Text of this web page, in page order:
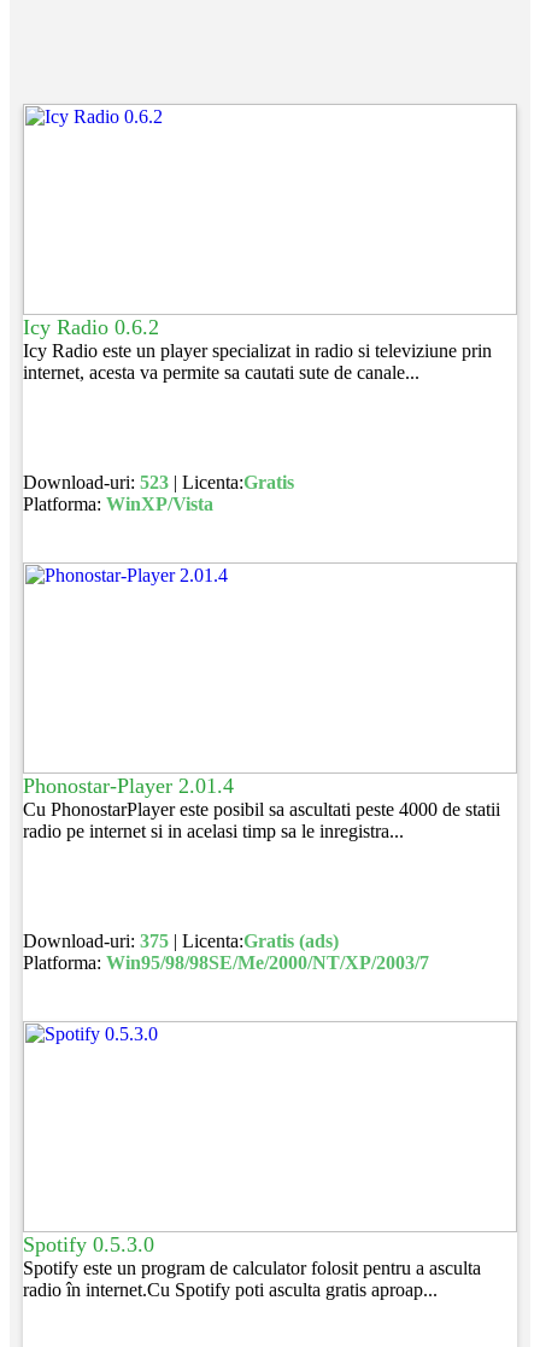
Icy Radio 0.6.2
Icy Radio este un player specializat in radio si televiziune prin
internet, acesta va permite sa cautati sute de canale...
Download-uri: 523| Licenta:Gratis
Platforma: WinXP/Vista
Phonostar-Player 2.01.4
Cu PhonostarPlayer este posibil sa ascultati peste 4000 de statii
radio pe internet si in acelasi timp sa le inregistra...
Download-uri: 375| Licenta:Gratis (ads)
Platforma: Win95/98/98SE/Me/2000/NT/XP/2003/7
Spotify 0.5.3.0
Spotify este un program de calculator folosit pentru a asculta
radio în internet.Cu Spotify poti asculta gratis aproap...